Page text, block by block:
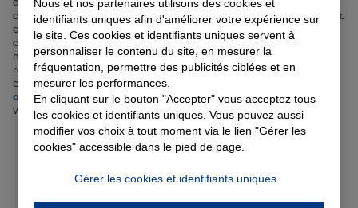
déplacements quotidiens, que ce soit sur l'avenue du Général Leclerc
ou la rue de la Bièvre. Notre assurance habitation
vous offre une
couverture optimale pour votre logement et vos biens, tandis que
notrecomplémentaire santévous permet de bénéficier de
remboursements avantageux pour vos frais médicaux. Si vous
envisagez d'acquérir un bien immobilier à Bourg-la-Reine, notre
assurance emprunteur vous accompagne dans la réalisation de
votre projet en sécurisant votre prêt.
Votre assurance auto, moto
ou scooter à Bourg-la-Reine
Nous et nos partenaires utilisons des cookies et
identifiants uniques afin d'améliorer votre expérience sur
le site. Ces cookies et identifiants uniques servent à
personnaliser le contenu du site, en mesurer la
fréquentation, permettre des publicités ciblées et en
mesurer les performances.
En cliquant sur le bouton "Accepter" vous acceptez tous
les cookies et identifiants uniques. Vous pouvez aussi
modifier vos choix à tout moment via le lien "Gérer les
cookies" accessible dans le pied de page.
Gérer les cookies et identifiants uniques